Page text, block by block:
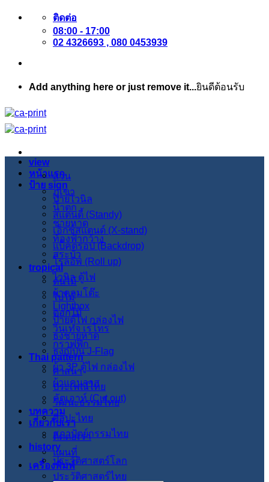
ข้าม
เนื้อหา
ติดต่อ
08:00 - 17:00
02 4326693 , 080 0453939
Add anything here or just remove it...ยินดีต้อนรับ
หน้าแรก
ป้าย sign
ป้ายไวนิล
สแตนดี้ (Standy)
เอ็กซ์สแตนด์ (X-stand)
แบ็คดรอป (Backdrop)
โรลอัพ (Roll up)
ไวนิล ตู้ไฟ
ผ้าคลุมโต๊ะ
Lightbox
ป้ายตู้ไฟ กล่องไฟ
ธงชายหาด
ธงญี่ปุ่น J-Flag
ผ้า 3P ตู้ไฟ กล่องไฟ
ผ้าแคนวาส
คัตเอาท์ (Cut out)
บทความ
เกี่ยวกับเรา
ติดต่อเรา
แผนที่
เครื่องพิมพ์
view
สวน
ภูเขา
น้ำตก
ชายหาด
ท้องฟ้ากว้าง
สระบัว
tropical
ต้นไม้
ใบไม้
ดอกไม้
วินเทจ เรโทร
กราฟฟิก
Thai pattern
ศาสนา
ประเพณีไทย
วัฒนะธรรมไทย
ศิลปะไทย
สภาปัตย์กรรมไทย
history
ประวัติศาสตร์โลก
ประวัติศาสตร์ไทย